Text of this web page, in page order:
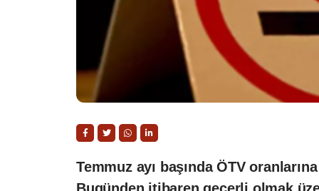
Temmuz ayı başında ÖTV